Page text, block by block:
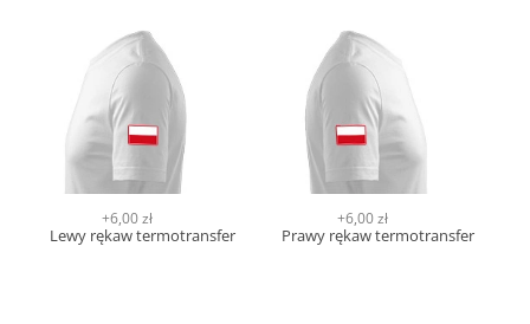
Lewy rękaw termotransfer
+6,00 zł
Prawy rękaw termotransfer
+6,00 zł